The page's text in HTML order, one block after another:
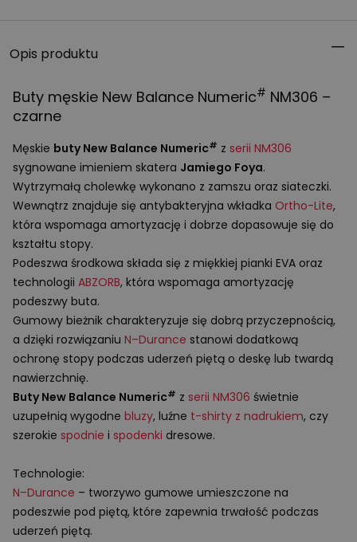
Opis produktu
Buty męskie New Balance Numeric# NM306 –
czarne
Męskie buty New Balance Numeric# z serii NM306
sygnowane imieniem skatera Jamiego Foya.
Wytrzymałą cholewkę wykonano z zamszu oraz siateczki.
Wewnątrz znajduje się antybakteryjna wkładka Ortho-Lite,
która wspomaga amortyzację i dobrze dopasowuje się do
kształtu stopy.
Podeszwa środkowa składa się z miękkiej pianki EVA oraz
technologii ABZORB, która wspomaga amortyzację
podeszwy buta.
Gumowy bieżnik charakteryzuje się dobrą przyczepnością,
a dzięki rozwiązaniu N–Durance stanowi dodatkową
ochronę stopy podczas uderzeń piętą o deskę lub twardą
nawierzchnię.
Buty New Balance Numeric# z serii NM306 świetnie
uzupełnią wygodne bluzy, luźne t-shirty z nadrukiem, czy
szerokie spodnie i spodenki dresowe.
Technologie:
N–Durance – tworzywo gumowe umieszczone na
podeszwie pod piętą, które zapewnia trwałość podczas
uderzeń piętą.